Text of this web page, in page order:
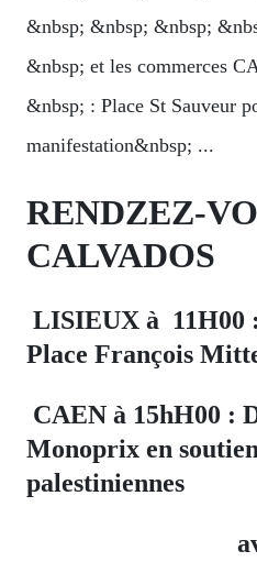
&nbsp; &nbsp; &nbsp;
&nbsp; et les commerces
&nbsp; : Place St Sauveur
manifestation&nbsp; ...
RENDZEZ-
CALVADOS
LISIEUX à 11H00
Place François
CAEN à 15hH00 :
Monoprix en
palestiniennes
avec la